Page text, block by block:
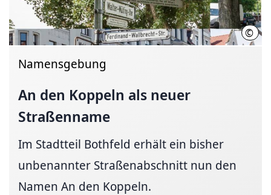
© LHH
Namensgebung
An den Koppeln als neuer
Straßenname
Im Stadtteil Bothfeld erhält ein bisher
unbenannter Straßenabschnitt nun den
Namen An den Koppeln.